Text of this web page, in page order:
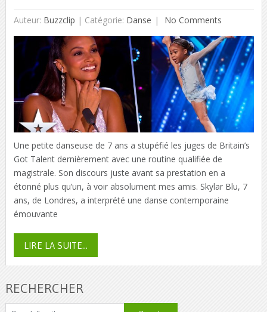
Auteur: Buzzclip | Catégorie: Danse No Comments
Une petite danseuse de 7 ans a stupéfié les juges de Britain’s
Got Talent dernièrement avec une routine qualifiée de
magistrale. Son discours juste avant sa prestation en a
étonné plus qu’un, à voir absolument mes amis. Skylar Blu, 7
ans, de Londres, a interprété une danse contemporaine
émouvante
LIRE LA SUITE...
RECHERCHER